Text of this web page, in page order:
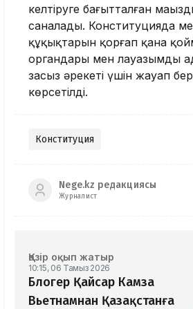
келтіруге бағытталған
саналады. Конституцияда
құқықтарын қорғап қана
органдары мен лауазымды
заңсыз әрекеті үшін жауап
көрсетілді.
Конституция
Nege.kz редакциясы
Журналист
Қазір оқып жатыр
10:15, 06 Тамыз 2026
Блогер Қайсар Камза
Вьетнамнан Қазақстанға